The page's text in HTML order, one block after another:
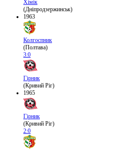
Хімік
(Дніпродзержинськ)
1963
Колгоспник
(Полтава)
3:0
Гірник
(Кривий Ріг)
1965
Гірник
(Кривий Ріг)
2:0